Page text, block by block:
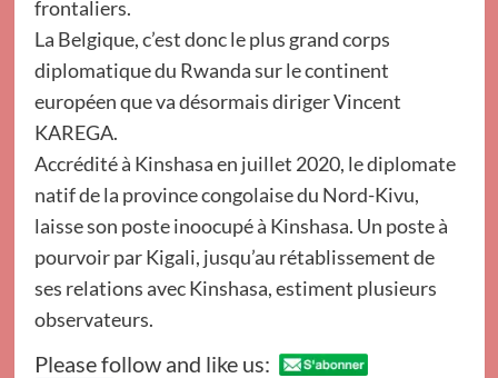
frontaliers.
La Belgique, c’est donc le plus grand corps
diplomatique du Rwanda sur le continent
européen que va désormais diriger Vincent
KAREGA.
Accrédité à Kinshasa en juillet 2020, le diplomate
natif de la province congolaise du Nord-Kivu,
laisse son poste inoocupé à Kinshasa. Un poste à
pourvoir par Kigali, jusqu’au rétablissement de
ses relations avec Kinshasa, estiment plusieurs
observateurs.
Please follow and like us: